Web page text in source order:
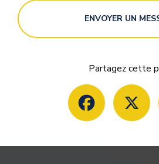
ENVOYER UN
Partagez cette
Facebook